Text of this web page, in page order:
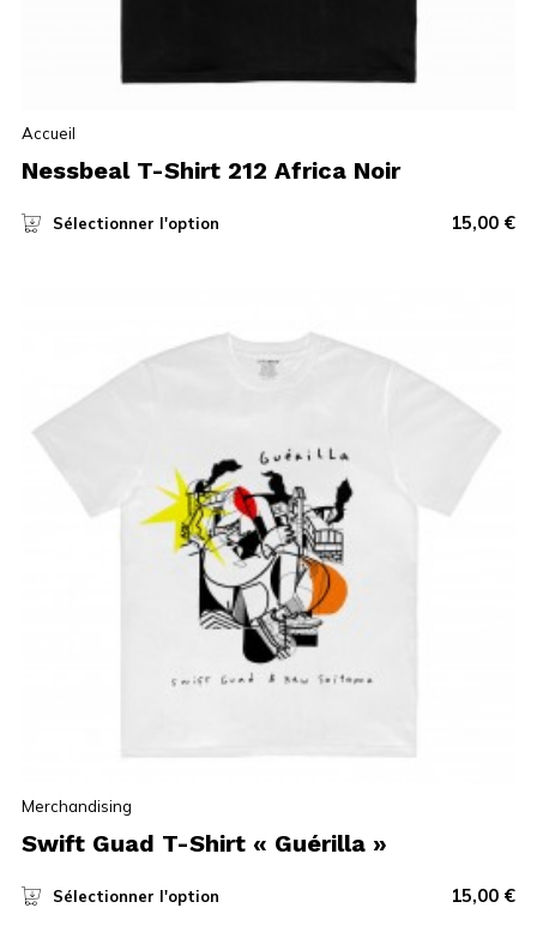
Accueil
Nessbeal T-Shirt 212 Africa Noir
Sélectionner l'option 15,00 €
Merchandising
Swift Guad T-Shirt « Guérilla »
Sélectionner l'option 15,00 €